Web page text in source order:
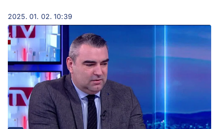
2025. 01. 02. 10:39